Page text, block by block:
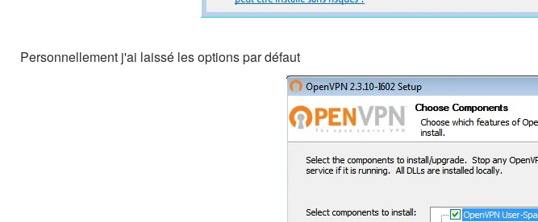
Personnellement j'ai laissé les options par défaut